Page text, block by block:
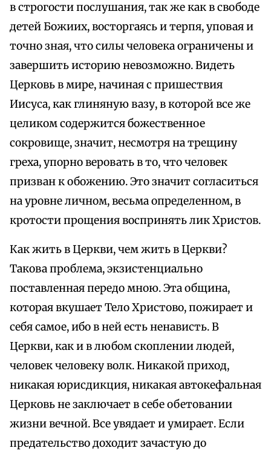
в строгости послушания, так же как в свободе
детей Божиих, восторгаясь и терпя, уповая и
точно зная, что силы человека ограничены и
завершить историю невозможно. Видеть
Церковь в мире, начиная с пришествия
Иисуса, как глиняную вазу, в которой все же
целиком содержится божественное
сокровище, значит, несмотря на трещину
греха, упорно веровать в то, что человек
призван к обожению. Это значит согласиться
на уровне личном, весьма определенном, в
кротости прощения воспринять лик Христов.
Как жить в Церкви, чем жить в Церкви?
Такова проблема, экзистенциально
поставленная передо мною. Эта община,
которая вкушает Тело Христово, пожирает и
себя самое, ибо в ней есть ненависть. В
Церкви, как и в любом скоплении людей,
человек человеку волк. Никакой приход,
никакая юрисдикция, никакая автокефальная
Церковь не заключает в себе обетовании
жизни вечной. Все увядает и умирает. Если
предательство доходит зачастую до